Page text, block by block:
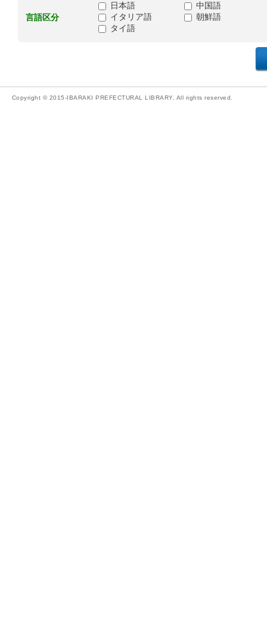
言語区分
日本語
中国語
イタリア語
朝鮮語
タイ語
Copyright © 2015-IBARAKI PREFECTURAL LIBRARY. All rights reserved.